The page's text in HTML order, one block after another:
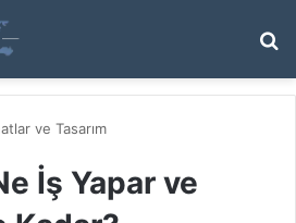
...
ve Tasarım
İş Yapar ve